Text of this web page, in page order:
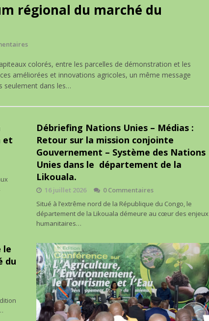
régional du marché du
colorés, entre les parcelles de démonstration et les
améliorées et innovations agricoles, un même message
seulement dans les…
et
Débriefing Nations Unies – Médias :
Retour sur la mission conjointe
Gouvernement – Système des Nations
Unies dans le département de la
Likouala.
16 juillet 2026
0 Commentaires
Situé à l’extrême nord de la République du Congo, le
département de la Likouala démeure au cœur des enjeux
humanitaires…
le
du